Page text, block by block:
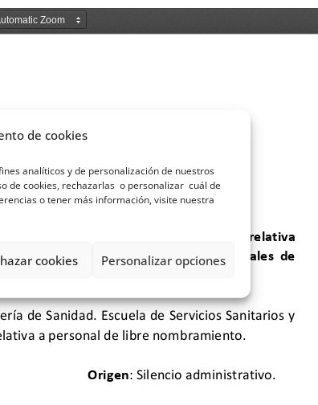
de cookies
analíticos y de personalización de nuestros
de cookies, rechazarlas o personalizar cuál de
o tener más información, visite nuestra
cookies Personalizar opciones